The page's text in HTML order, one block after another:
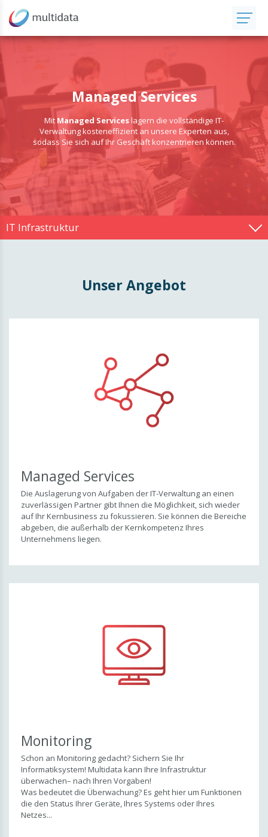
Managed Services
Mit Managed Services lagern die vollständige IT-
Verwaltung kosteneffizient an unsere Experten aus,
sodass Sie sich auf Ihr Geschäft konzentrieren können.
IT Infrastruktur
PC-Workstations
Telefonanlage
Unser Angebot
Managed Services
Die Auslagerung von Aufgaben der IT-Verwaltung an einen
zuverlässigen Partner gibt Ihnen die Möglichkeit, sich wieder
auf Ihr Kernbusiness zu fokussieren. Sie können die Bereiche
abgeben, die außerhalb der Kernkompetenz Ihres
Unternehmens liegen.
Monitoring
Schon an Monitoring gedacht? Sichern Sie Ihr
Informatiksystem! Multidata kann Ihre Infrastruktur
überwachen– nach Ihren Vorgaben!
Was bedeutet die Überwachung? Es geht hier um Funktionen
die den Status Ihrer Geräte, Ihres Systems oder Ihres
Netzes...